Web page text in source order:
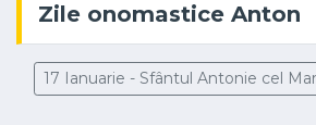
Zile onomastice Anton
17 Ianuarie - Sfântul Antonie cel